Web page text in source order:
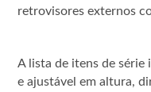
retrovisores externos
A lista de itens de
e ajustável em altura,